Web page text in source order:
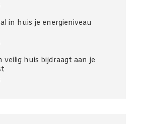
in huis je energieniveau
veilig huis bijdraagt aan je